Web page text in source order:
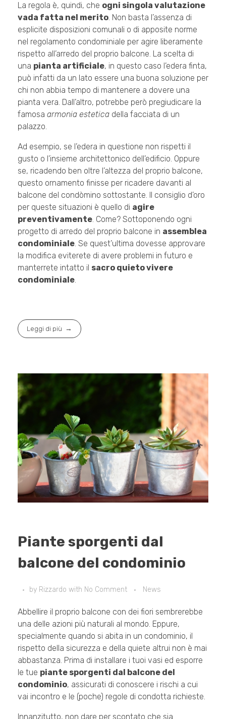
La regola è, quindi, che ogni singola valutazione
vada fatta nel merito. Non basta l’assenza di
esplicite disposizioni comunali o di apposite norme
nel regolamento condominiale per agire liberamente
rispetto all’arredo del proprio balcone. La scelta di
una pianta artificiale, in questo caso l’edera finta,
può infatti da un lato essere una buona soluzione per
chi non abbia tempo di mantenere a dovere una
pianta vera. Dall’altro, potrebbe però pregiudicare la
famosa armonia estetica della facciata di un
palazzo.
Ad esempio, se l’edera in questione non rispetti il
gusto o l’insieme architettonico dell’edificio. Oppure
se, ricadendo ben oltre l’altezza del proprio balcone,
questo ornamento finisse per ricadere davanti al
balcone del condòmino sottostante. Il consiglio d’oro
per queste situazioni è quello di agire
preventivamente. Come? Sottoponendo ogni
progetto di arredo del proprio balcone in assemblea
condominiale. Se quest’ultima dovesse approvare
la modifica eviterete di avere problemi in futuro e
manterrete intatto il sacro quieto vivere
condominiale.
Leggi di più
Piante sporgenti dal
balcone del condominio
by Rizzardo with No Comment News
Abbellire il proprio balcone con dei fiori sembrerebbe
una delle azioni più naturali al mondo. Eppure,
specialmente quando si abita in un condominio, il
rispetto della sicurezza e della quiete altrui non è mai
abbastanza. Prima di installare i tuoi vasi ed esporre
le tue piante sporgenti dal balcone del
condominio, assicurati di conoscere i rischi a cui
vai incontro e le (poche) regole di condotta richieste.
Innanzitutto, non dare per scontato che sia